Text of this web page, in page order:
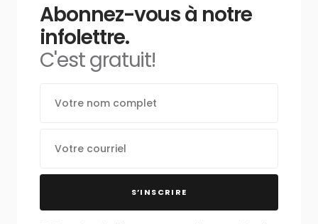
Abonnez-vous à notre
infolettre.
C'est gratuit!
S’INSCRIRE